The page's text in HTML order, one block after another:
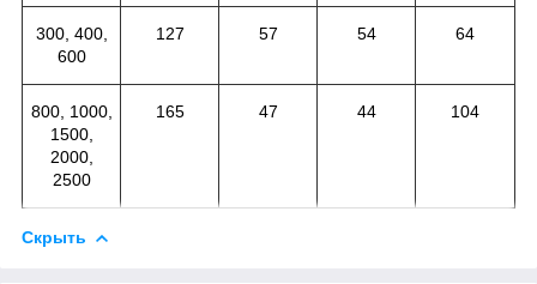
300, 400,
600
127 57 54 64
800, 1000,
1500,
2000,
2500
165 47 44 104
Скрыть